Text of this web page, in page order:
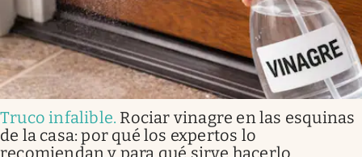
Truco infalible. Rociar vinagre en las esquinas
de la casa: por qué los expertos lo
recomiendan y para qué sirve hacerlo